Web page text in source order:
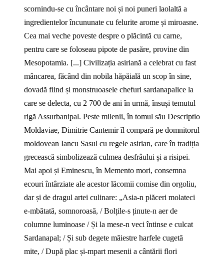
scornindu‑se cu încântare noi și noi puneri laolaltă a
ingredientelor încununate cu felurite arome și miroasne.
Cea mai veche poveste despre o plăcintă cu carne,
pentru care se foloseau pipote de pasăre, provine din
Mesopotamia. [...] Civilizația asiriană a celebrat cu fast
mâncarea, făcând din nobila hăpăială un scop în sine,
dovadă fiind și monstruoasele chefuri sardanapalice la
care se delecta, cu 2 700 de ani în urmă, însuși temutul
rigă Assurbanipal. Peste milenii, în tomul său Descriptio
Moldaviae, Dimitrie Cantemir îl compară pe domnitorul
moldovean Iancu Sasul cu regele asirian, care în tradiția
grecească simbolizează culmea desfrâului și a risipei.
Mai apoi și Eminescu, în Memento mori, consemna
ecouri întârziate ale acestor lăcomii comise din orgoliu,
dar și de dragul artei culinare: „Asia‑n plăceri molateci
e‑mbătată, somnoroasă, / Bolțile‑s ținute‑n aer de
columne luminoase / Și la mese‑n veci întinse e culcat
Sardanapal; / Și sub degete măiestre harfele cugetă
mite, / După plac și‑mpart mesenii a cântării flori